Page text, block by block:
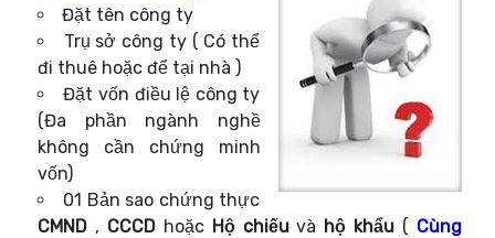
Đặt tên công ty
Trụ sở công ty ( Có thể
đi thuê hoặc để tại nhà )
Đặt vốn điều lệ công ty
(Đa phần ngành nghề
không cần chứng minh
vốn)
01 Bản sao chứng thực
CMND , CCCDhoặc Hộ chiếuvà hộ khẩu ( Cùng